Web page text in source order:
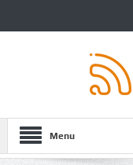
Menu